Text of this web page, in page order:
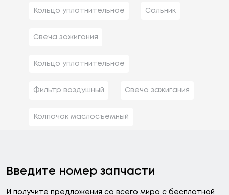
Кольцо уплотнительное Сальник
Свеча зажигания
Кольцо уплотнительное
Фильтр воздушный Свеча зажигания
Колпачок маслосъемный
Введите номер запчасти
И получите предложения со всего мира с бесплатной